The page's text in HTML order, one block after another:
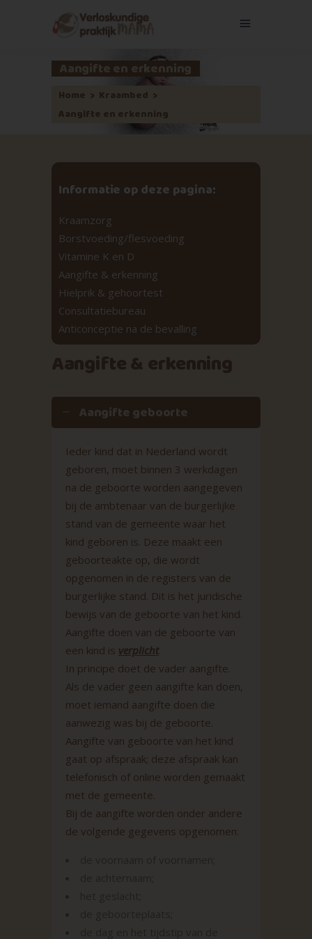
Aangifte en erkenning
Home > Kraambed >
Aangifte en erkenning
Informatie op deze pagina:
Kraamzorg
Borstvoeding/flesvoeding
Vitamine K en D
Aangifte & erkenning
Hielprik & gehoortest
Consultatiebureau
Anticonceptie na de bevalling
Aangifte & erkenning
Aangifte geboorte
Ieder kind dat in Nederland wordt
geboren, moet binnen 3 werkdagen
na de geboorte worden aangegeven
bij de ambtenaar van de burgerlijke
stand van de gemeente waar het
kind geboren is. Deze maakt een
geboorteakte op, die wordt
opgenomen in de registers van de
burgerlijke stand. Dit is het juridische
bewijs van de geboorte van het kind.
Aangifte doen van de geboorte van
een kind is verplicht.
In principe doet de vader aangifte.
Als de vader geen aangifte kan doen,
moet iemand aangifte doen die
aanwezig was bij de geboorte.
Aangifte van geboorte van het kind
gaat op afspraak; deze afspraak kan
telefonisch of online worden gemaakt
met de gemeente.
Bij de aangifte worden onder andere
de volgende gegevens opgenomen: